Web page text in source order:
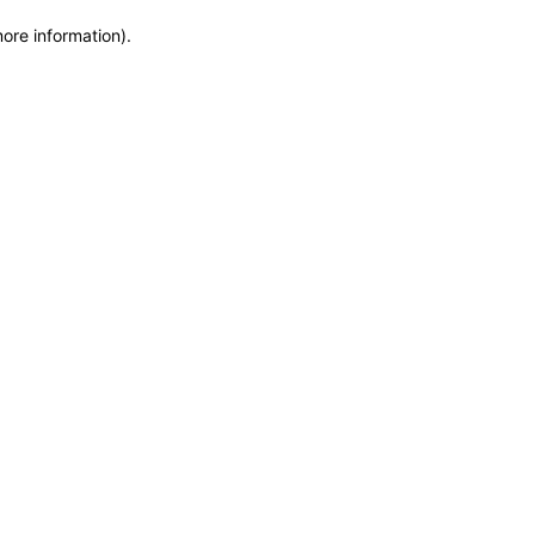
information).